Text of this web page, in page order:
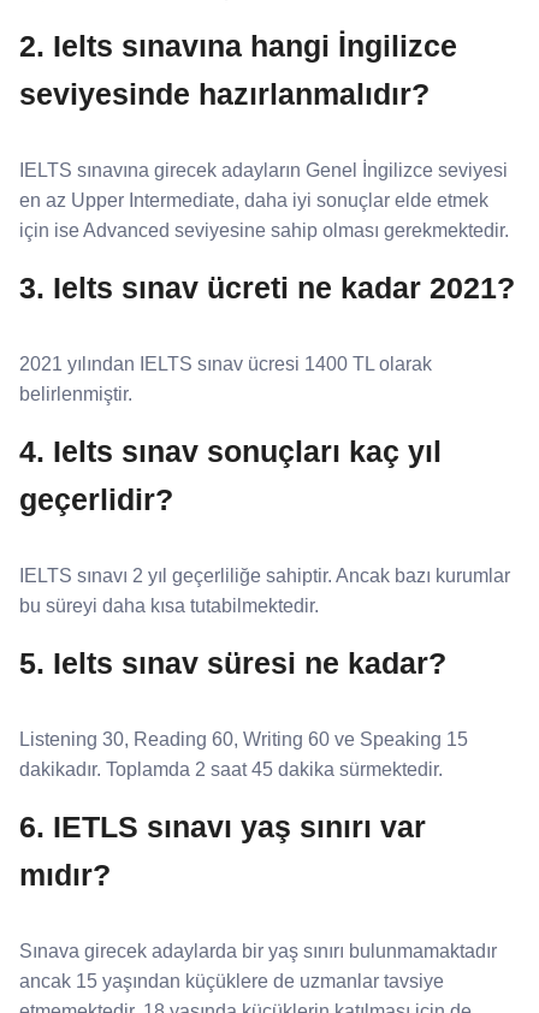
2. Ielts sınavına hangi İngilizce
seviyesinde hazırlanmalıdır?
IELTS sınavına girecek adayların Genel İngilizce seviyesi
en az Upper Intermediate, daha iyi sonuçlar elde etmek
için ise Advanced seviyesine sahip olması gerekmektedir.
3. Ielts sınav ücreti ne kadar 2021?
2021 yılından IELTS sınav ücresi 1400 TL olarak
belirlenmiştir.
4. Ielts sınav sonuçları kaç yıl
geçerlidir?
IELTS sınavı 2 yıl geçerliliğe sahiptir. Ancak bazı kurumlar
bu süreyi daha kısa tutabilmektedir.
5. Ielts sınav süresi ne kadar?
Listening 30, Reading 60, Writing 60 ve Speaking 15
dakikadır. Toplamda 2 saat 45 dakika sürmektedir.
6. IETLS sınavı yaş sınırı var
mıdır?
Sınava girecek adaylarda bir yaş sınırı bulunmamaktadır
ancak 15 yaşından küçüklere de uzmanlar tavsiye